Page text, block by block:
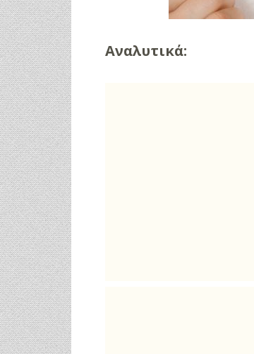
Αναλυτικά: